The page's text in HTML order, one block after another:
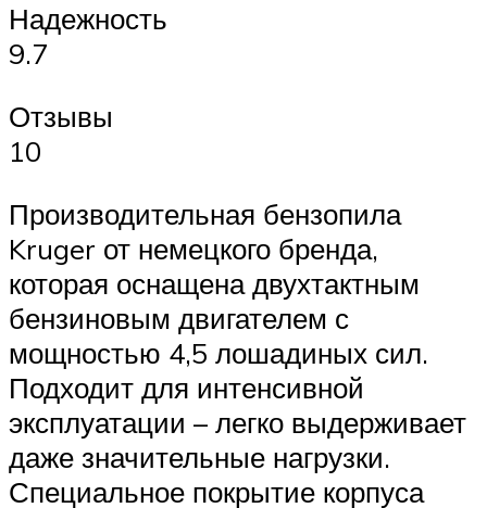
Надежность
9.7
Отзывы
10
Производительная бензопила
Kruger от немецкого бренда,
которая оснащена двухтактным
бензиновым двигателем с
мощностью 4,5 лошадиных сил.
Подходит для интенсивной
эксплуатации – легко выдерживает
даже значительные нагрузки.
Специальное покрытие корпуса